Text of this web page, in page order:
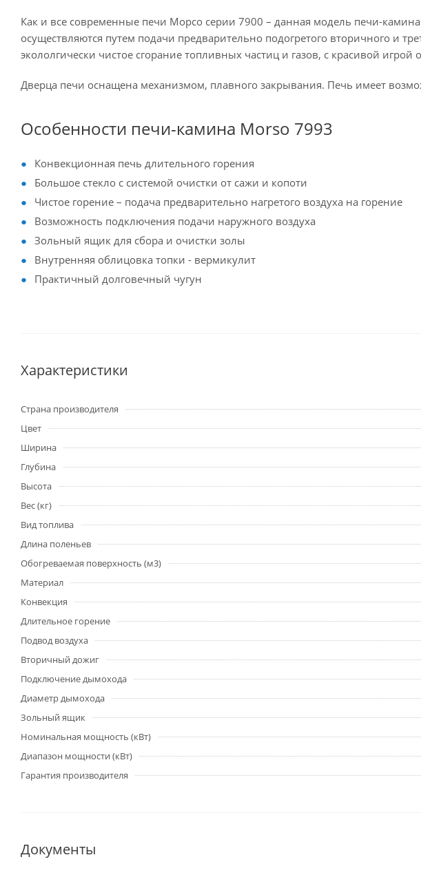
Как и все современные печи Морсо серии 7900 – данная модель печи-
осуществляются путем подачи предварительно подогретого вторичного и
экололгически чистое сгорание топливных частиц и газов, с красивой игрой
Дверца печи оснащена механизмом, плавного закрывания. Печь имеет
Особенности печи-камина Morso 7993
Конвекционная печь длительного горения
Большое стекло с системой очистки от сажи и копоти
Чистое горение – подача предварительно нагретого воздуха на горение
Возможность подключения подачи наружного воздуха
Зольный ящик для сбора и очистки золы
Внутренняя облицовка топки - вермикулит
Практичный долговечный чугун
Характеристики
Страна производителя
Цвет
Ширина
Глубина
Высота
Вес (кг)
Вид топлива
Длина поленьев
Обогреваемая поверхность (м3)
Материал
Конвекция
Длительное горение
Подвод воздуха
Вторичный дожиг
Подключение дымохода
Диаметр дымохода
Зольный ящик
Номинальная мощность (кВт)
Диапазон мощности (кВт)
Гарантия производителя
Документы